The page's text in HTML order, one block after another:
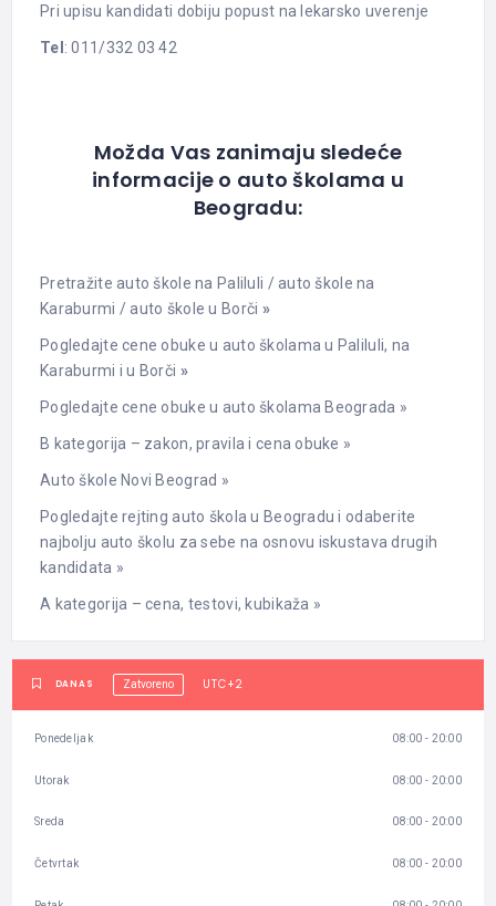
Pri upisu kandidati dobiju popust na lekarsko uverenje
Tel : 011/332 03 42
Možda Vas zanimaju sledeće
informacije o auto školama u
Beogradu:
Pretražite auto škole na Paliluli / auto škole na
Karaburmi / auto škole u Borči »
Pogledajte cene obuke u auto školama u Paliluli, na
Karaburmi i u Borči »
Pogledajte cene obuke u auto školama Beograda »
B kategorija – zakon, pravila i cena obuke »
Auto škole Novi Beograd »
Pogledajte rejting auto škola u Beogradu i odaberite
najbolju auto školu za sebe na osnovu iskustava drugih
kandidata »
A kategorija – cena, testovi, kubikaža »
DANAS Zatvoreno UTC+2
Ponedeljak 08:00 - 20:00
Utorak 08:00 - 20:00
Sreda 08:00 - 20:00
Četvrtak 08:00 - 20:00